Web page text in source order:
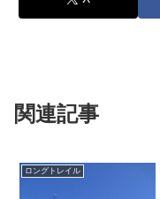
関連記事
ロングトレイル